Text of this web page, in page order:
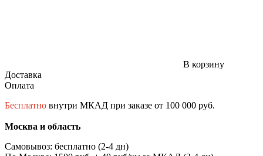
В корзину
Доставка
Оплата
Бесплатно внутри МКАД при заказе от 100 000 руб.
Москва и область
Самовывоз: бесплатно (2-4 дн)